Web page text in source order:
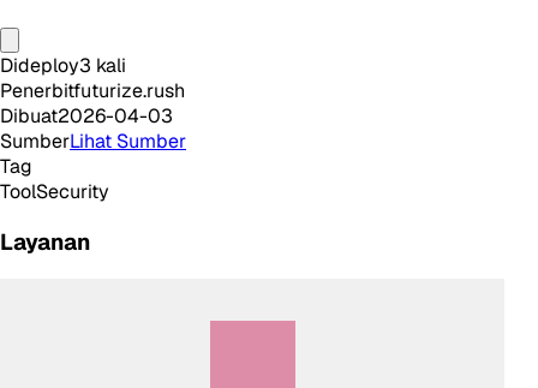
Dideploy3 kali
Penerbitfuturize.rush
Dibuat2026-04-03
SumberLihat Sumber
Tag
ToolSecurity
Layanan